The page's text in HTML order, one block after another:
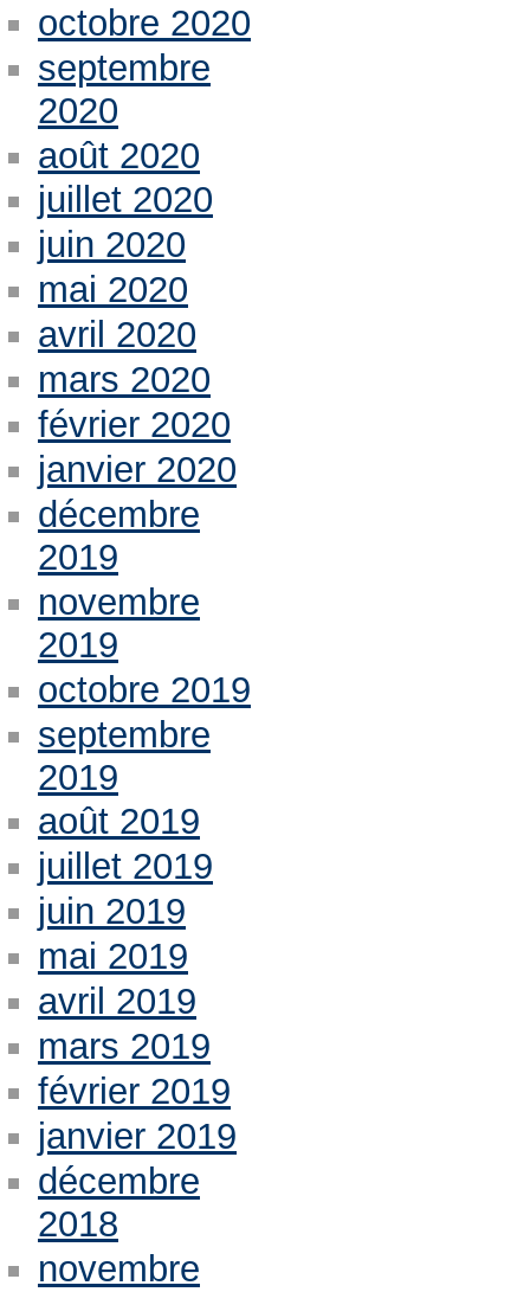
octobre 2020
septembre
2020
août 2020
juillet 2020
juin 2020
mai 2020
avril 2020
mars 2020
février 2020
janvier 2020
décembre
2019
novembre
2019
octobre 2019
septembre
2019
août 2019
juillet 2019
juin 2019
mai 2019
avril 2019
mars 2019
février 2019
janvier 2019
décembre
2018
novembre